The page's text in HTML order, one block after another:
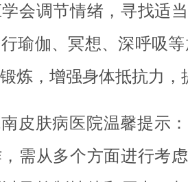
会调节情绪，寻找适
瑜伽、冥想、深呼吸
炼，增强身体抵抗力，
皮肤病医院温馨提示
需从多个方面进行考